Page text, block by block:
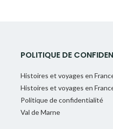
POLITIQUE DE
Histoires et voyages en
Histoires et voyages en
Politique de confidentialité
Val de Marne